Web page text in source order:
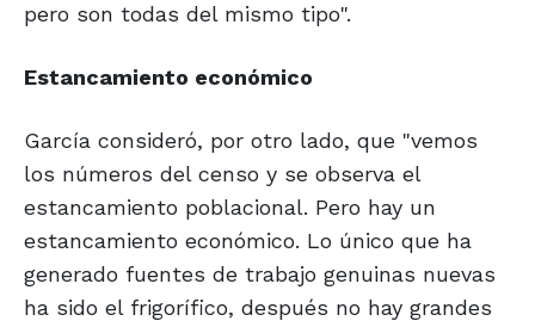
pero son todas del mismo tipo".
Estancamiento económico
García consideró, por otro lado, que "vemos
los números del censo y se observa el
estancamiento poblacional. Pero hay un
estancamiento económico. Lo único que ha
generado fuentes de trabajo genuinas nuevas
ha sido el frigorífico, después no hay grandes